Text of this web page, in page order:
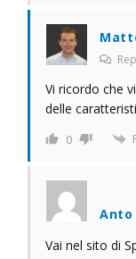
Vi ricordo che
delle
0
Anto
Vai nel sito di